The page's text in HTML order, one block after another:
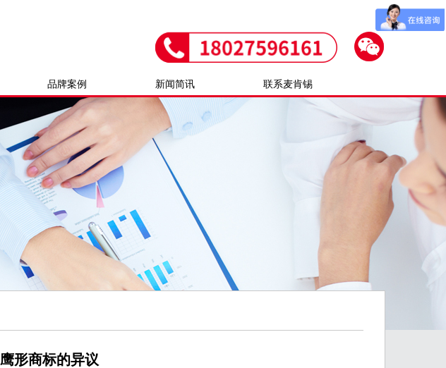
品牌案例 新闻简讯 联系麦肯锡
形商标的异议